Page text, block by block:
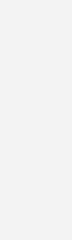
auf
einen
von uns